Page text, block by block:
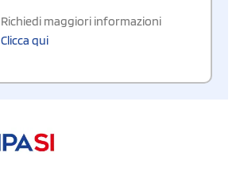
Richiedi maggiori informazioni
Clicca qui